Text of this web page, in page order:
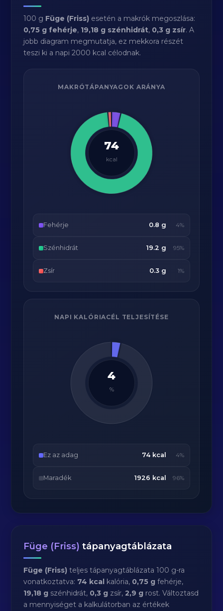
100 g Füge (Friss) esetén a makrók megoszlása:
0,75 g fehérje, 19,18 g szénhidrát, 0,3 g zsír. A
jobb diagram megmutatja, ez mekkora részét
teszi ki a napi 2000 kcal célodnak.
MAKRÓTÁPANYAGOK ARÁNYA
74
kcal
Fehérje 0.8 g 4%
Szénhidrát 19.2 g 95%
Zsír 0.3 g 1%
NAPI KALÓRIACÉL TELJESÍTÉSE
4
%
Ez az adag 74 kcal 4%
Maradék 1926 kcal 96%
Füge (Friss) tápanyagtáblázata
Füge (Friss) teljes tápanyagtáblázata 100 g-ra
vonatkoztatva: 74 kcal kalória, 0,75 g fehérje,
19,18 g szénhidrát, 0,3 g zsír,2,9 g rost. Változtasd
a mennyiséget a kalkulátorban az értékek